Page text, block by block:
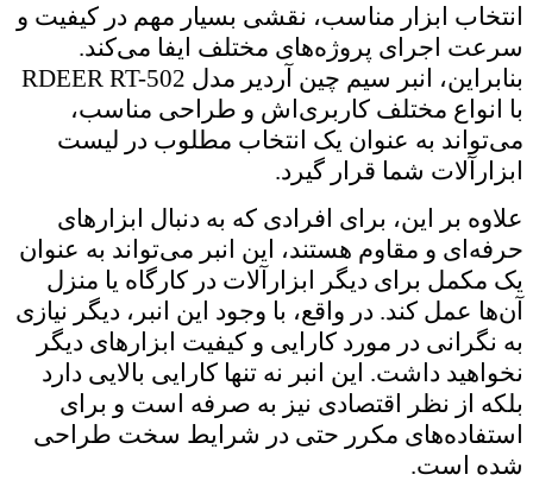
انتخاب ابزار مناسب، نقشی بسیار مهم در کیفیت و
سرعت اجرای پروژه‌های مختلف ایفا می‌کند.
بنابراین، انبر سیم چین آردیر مدل RDEER RT-502
با انواع مختلف کاربری‌اش و طراحی مناسب،
می‌تواند به عنوان یک انتخاب مطلوب در لیست
ابزارآلات شما قرار گیرد.
علاوه بر این، برای افرادی که به دنبال ابزارهای
حرفه‌ای و مقاوم هستند، این انبر می‌تواند به عنوان
یک مکمل برای دیگر ابزارآلات در کارگاه یا منزل
آن‌ها عمل کند. در واقع، با وجود این انبر، دیگر نیازی
به نگرانی در مورد کارایی و کیفیت ابزارهای دیگر
نخواهید داشت. این انبر نه تنها کارایی بالایی دارد
بلکه از نظر اقتصادی نیز به صرفه است و برای
استفاده‌های مکرر حتی در شرایط سخت طراحی
شده است.